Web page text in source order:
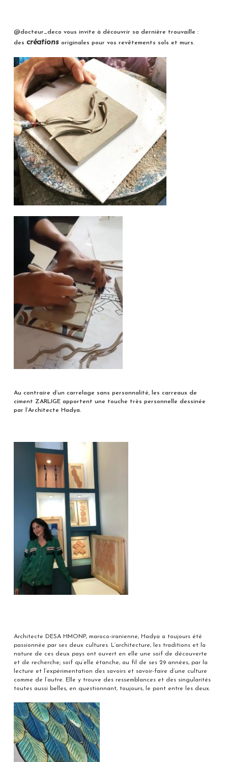
@docteur_deco vous invite à découvrir sa dernière trouvaille :
des créations originales pour vos revêtements sols et murs.
Au contraire d’un carrelage sans personnalité, les carreaux de
ciment ZARLIGE apportent une touche très personnelle dessinée
par l’Architecte Hadya.
Architecte DESA HMONP, maroco-iranienne, Hadya a toujours été
passionnée par ses deux cultures. L’architecture, les traditions et la
nature de ces deux pays ont ouvert en elle une soif de découverte
et de recherche; soif qu’elle étanche, au fil de ses 29 années, par la
lecture et l’expérimentation des savoirs et savoir-faire d’une culture
comme de l’autre. Elle y trouve des ressemblances et des singularités
toutes aussi belles, en questionnant, toujours, le pont entre les deux.